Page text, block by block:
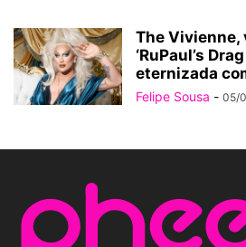
The Vivienne,
‘RuPaul’s
eternizada
Felipe Sousa - 05/